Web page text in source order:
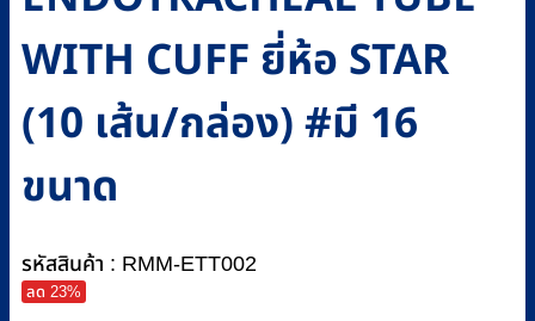
WITH CUFF ยี่ห้อ STAR
(10 เส้น/กล่อง) #มี 16
ขนาด
รหัสสินค้า : RMM-ETT002
ลด 23%